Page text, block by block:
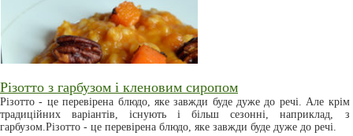
Різотто з гарбузом і кленовим сиропом
Різотто - це перевірена блюдо, яке завжди буде дуже до речі. Але крім
традиційних варіантів, існують і більш сезонні, наприклад, з
гарбузом.Різотто - це перевірена блюдо, яке завжди буде дуже до речі.